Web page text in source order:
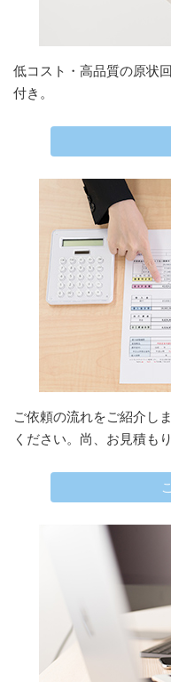
低コスト・高品質の原状
付き。
ご依頼の流れをご紹介し
ください。尚、お見積も